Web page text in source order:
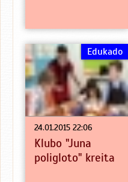
24.01.2015 22:06
Edukado
Klubo "Juna
poligloto" kreita